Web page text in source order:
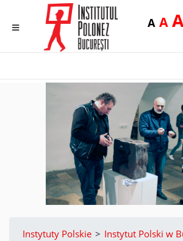
A A A
Instytuty Polskie > Instytut Polski w